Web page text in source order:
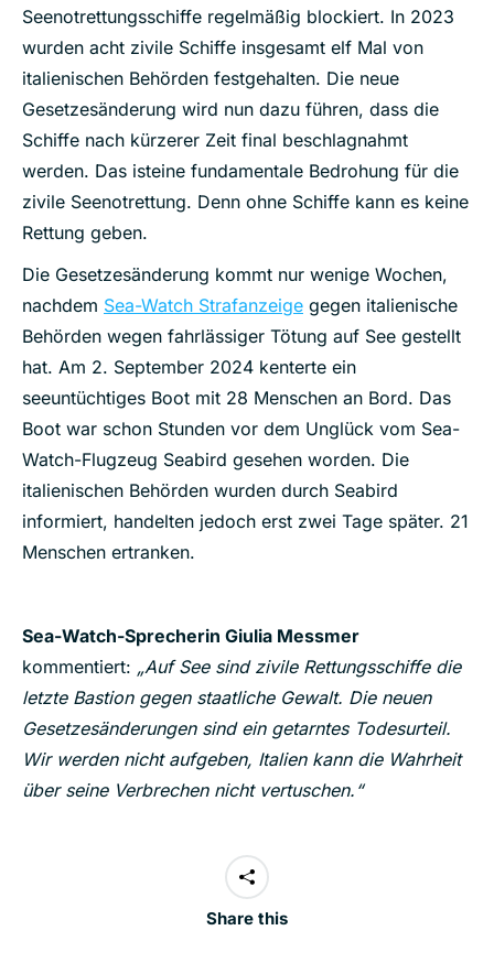
Seenotrettungsschiffe regelmäßig blockiert. In 2023
wurden acht zivile Schiffe insgesamt elf Mal von
italienischen Behörden festgehalten. Die neue
Gesetzesänderung wird nun dazu führen, dass die
Schiffe nach kürzerer Zeit final beschlagnahmt
werden. Das isteine fundamentale Bedrohung für die
zivile Seenotrettung. Denn ohne Schiffe kann es keine
Rettung geben.
Die Gesetzesänderung kommt nur wenige Wochen,
nachdem Sea-Watch Strafanzeige gegen italienische
Behörden wegen fahrlässiger Tötung auf See gestellt
hat. Am 2. September 2024 kenterte ein
seeuntüchtiges Boot mit 28 Menschen an Bord. Das
Boot war schon Stunden vor dem Unglück vom Sea-
Watch-Flugzeug Seabird gesehen worden. Die
italienischen Behörden wurden durch Seabird
informiert, handelten jedoch erst zwei Tage später. 21
Menschen ertranken.
Sea-Watch-Sprecherin Giulia Messmer
kommentiert: „Auf See sind zivile Rettungsschiffe die
letzte Bastion gegen staatliche Gewalt. Die neuen
Gesetzesänderungen sind ein getarntes Todesurteil.
Wir werden nicht aufgeben, Italien kann die Wahrheit
über seine Verbrechen nicht vertuschen.“
Share this